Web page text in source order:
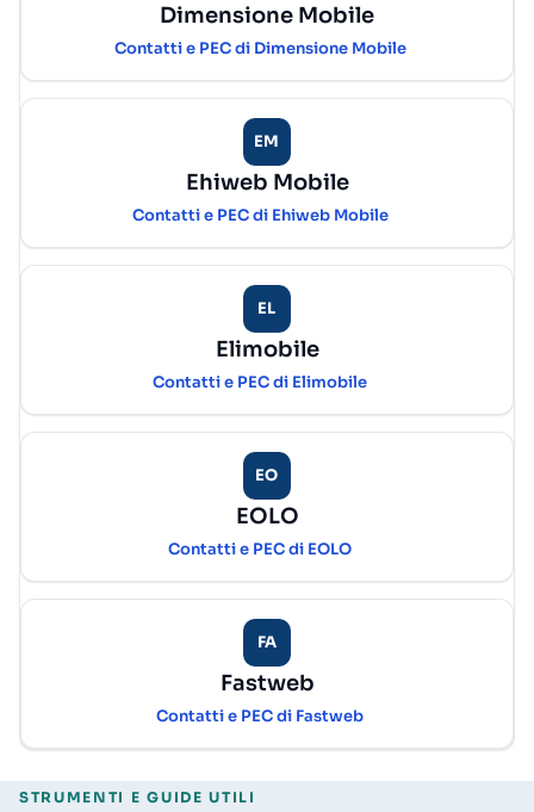
Dimensione Mobile
Contatti e PEC di Dimensione Mobile
EM
Ehiweb Mobile
Contatti e PEC di Ehiweb Mobile
EL
Elimobile
Contatti e PEC di Elimobile
EO
EOLO
Contatti e PEC di EOLO
FA
Fastweb
Contatti e PEC di Fastweb
STRUMENTI E GUIDE UTILI